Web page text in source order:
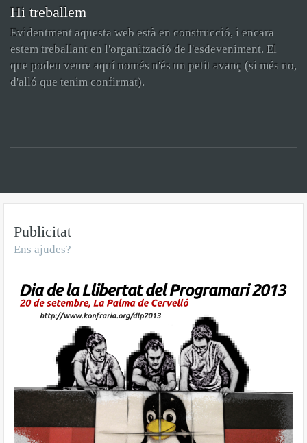
Hi treballem
Evidentment aquesta web està en construcció, i encara
estem treballant en l'organització de l'esdeveniment. El
que podeu veure aquí només n'és un petit avanç (si més no,
d'alló que tenim confirmat).
Publicitat
Ens ajudes?